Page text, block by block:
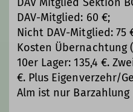
rein.
Wer möchte
informieren
auf die
Schnapp
(
DAV-Mitglied: 60 €;
Nicht DAV-Mitglied: 75
Kosten Übernachtung
10er Lager: 135,4 €.
€. Plus Eigenverzehr/
Alm ist nur Barzahlung